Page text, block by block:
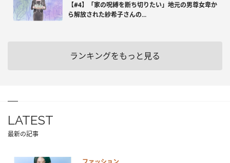
【#4】「家の呪縛を断ち切りたい」地元の男尊女卑か
ら解放された紗希子さんの...
ランキングをもっと見る
LATEST
最新の記事